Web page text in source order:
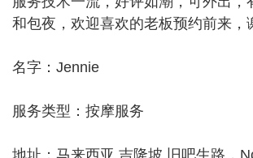
和包夜，欢迎喜欢的老板预约前来，
名字：Jennie
服务类型：按摩服务
地址：马来西亚 吉隆坡 旧吧生路，